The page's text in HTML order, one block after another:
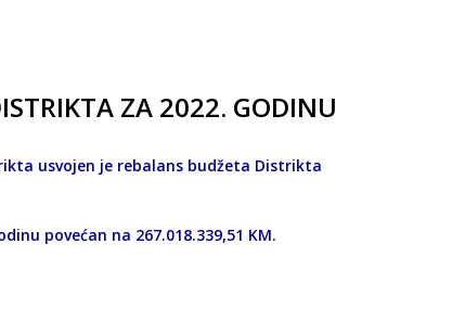
ZA 2022. GODINU
usvojen je rebalans budžeta Distrikta
povećan na 267.018.339,51 KM.